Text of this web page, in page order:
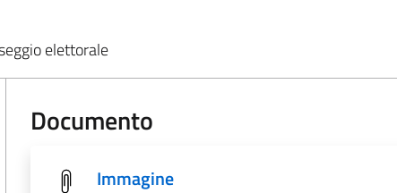
elettorale
Documento
Immagine